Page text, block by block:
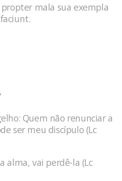
mala sua exempla
Quem não renunciar a
ser meu discípulo (Lc
alma, vai perdê-la (Lc